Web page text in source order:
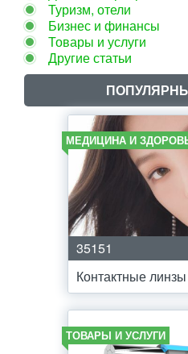
Туризм, отели
Бизнес и финансы
Товары и услуги
Другие статьи
МЕДИЦИНА И
35151
Контактные линзы
ТОВАРЫ И УСЛУГИ